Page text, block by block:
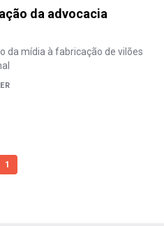
da advocacia
da mídia à fabricação de vilões
1